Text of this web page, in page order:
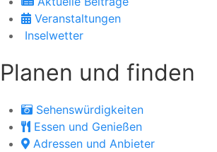
Veranstaltungen
Inselwetter
Planen und finden
Sehenswürdigkeiten
Essen und Genießen
Adressen und Anbieter